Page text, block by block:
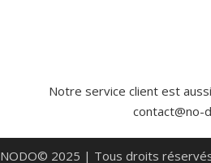
Notre service client est
contact@no-
NODO© 2025 | Tous droits